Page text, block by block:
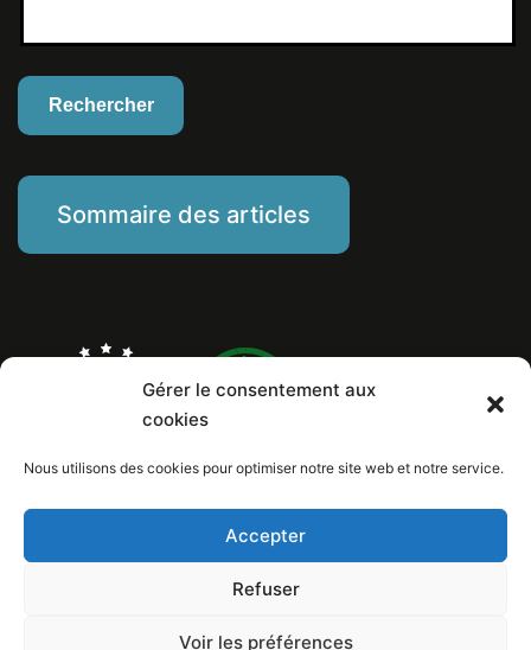
Gérer le consentement aux
cookies
Nous utilisons des cookies pour optimiser notre site web et notre service.
Accepter
Refuser
Voir les préférences
Sommaire des articles
Numéro de Siret: 799 260 146 00029
Copyright © 2026 Au poil dans mes pattes! / Design et conception internet: